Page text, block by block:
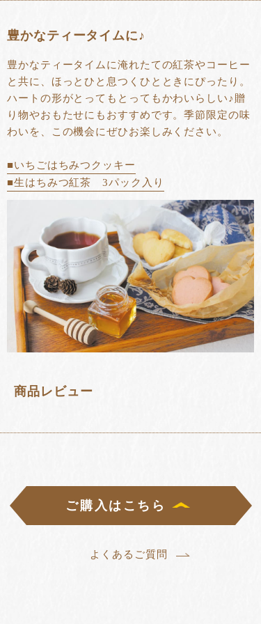
豊かなティータイムに♪
豊かなティータイムに淹れたての紅茶やコーヒー
と共に、ほっとひと息つくひとときにぴったり。
ハートの形がとってもとってもかわいらしい♪贈
り物やおもたせにもおすすめです。季節限定の味
わいを、この機会にぜひお楽しみください。
■いちごはちみつクッキー
■生はちみつ紅茶 3パック入り
商品レビュー
ご購入はこちら
よくあるご質問